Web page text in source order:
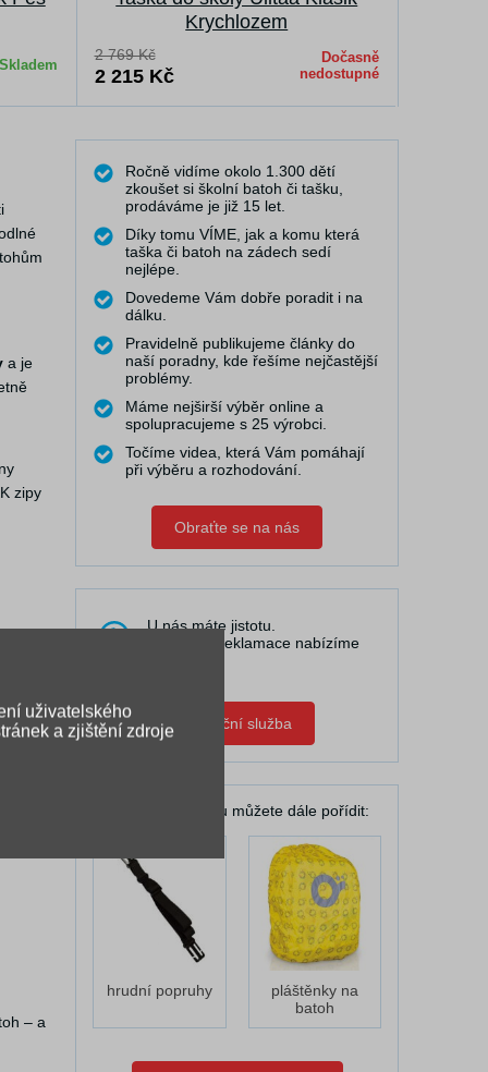
Skladem
Krychlozem
2 769 Kč
2 215 Kč
Dočasně
nedostupné
a je
zipy
– a
Ročně vidíme okolo 1.300 dětí
zkoušet si školní batoh či tašku,
prodáváme je již 15 let.
Díky tomu VÍME, jak a komu která
taška či batoh na zádech sedí
nejlépe.
Dovedeme Vám dobře poradit i na
dálku.
Pravidelně publikujeme články do
naší poradny, kde řešíme nejčastější
problémy.
Máme nejširší výběr online a
spolupracujeme s 25 výrobci.
Točíme videa, která Vám pomáhají
při výběru a rozhodování.
Obraťte se na nás
U nás máte jistotu.
V případě reklamace nabízíme
Zápůjční služba
K Vašemu batohu můžete dále pořídit:
hrudní popruhy
pláštěnky na
batoh
uživatelského
a zjištění zdroje